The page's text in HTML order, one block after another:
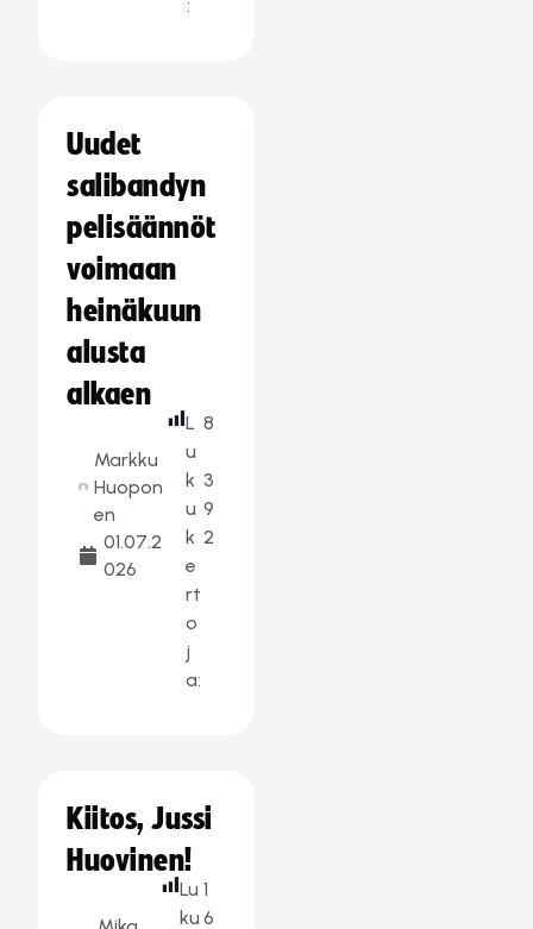
:
Uudet
salibandyn
pelisäännöt
voimaan
heinäkuun
alusta
alkaen
Markku
Huopon
en
01.07.2
026
L
u
k
u
k
e
rt
o
j
a:
8
3
9
2
Kiitos, Jussi
Huovinen!
Lu
ku
1
6